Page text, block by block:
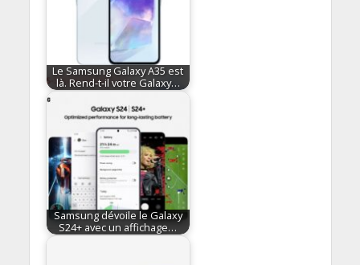
Le Samsung Galaxy A35 est
là. Rend-t-il votre Galaxy…
Samsung dévoile le Galaxy
S24+ avec un affichage…